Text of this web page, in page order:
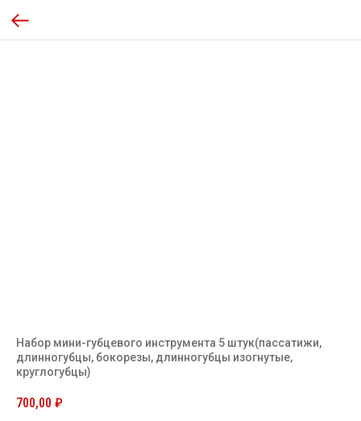
Набор мини-губцевого инструмента 5 штук(пассатижи,
длинногубцы, бокорезы, длинногубцы изогнутые,
круглогубцы)
700,00 ₽